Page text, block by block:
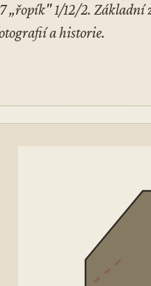
„řopík" 1/12/2.
a historie.